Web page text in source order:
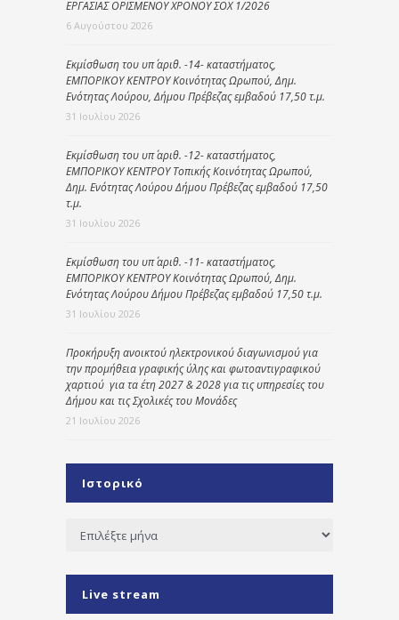
ΕΡΓΑΣΙΑΣ ΟΡΙΣΜΕΝΟΥ ΧΡΟΝΟΥ ΣΟΧ 1/2026
6 Αυγούστου 2026
Εκμίσθωση του υπ΄ αριθ. -14- καταστήματος,
ΕΜΠΟΡΙΚΟΥ ΚΕΝΤΡΟΥ Κοινότητας Ωρωπού, Δημ.
Ενότητας Λούρου, Δήμου Πρέβεζας εμβαδού 17,50 τ.μ.
31 Ιουλίου 2026
Εκμίσθωση του υπ΄ αριθ. -12- καταστήματος,
ΕΜΠΟΡΙΚΟΥ ΚΕΝΤΡΟΥ Τοπικής Κοινότητας Ωρωπού,
Δημ. Ενότητας Λούρου Δήμου Πρέβεζας εμβαδού 17,50
τ.μ.
31 Ιουλίου 2026
Εκμίσθωση του υπ΄ αριθ. -11- καταστήματος,
ΕΜΠΟΡΙΚΟΥ ΚΕΝΤΡΟΥ Κοινότητας Ωρωπού, Δημ.
Ενότητας Λούρου Δήμου Πρέβεζας εμβαδού 17,50 τ.μ.
31 Ιουλίου 2026
Προκήρυξη ανοικτού ηλεκτρονικού διαγωνισμού για
την προμήθεια γραφικής ύλης και φωτοαντιγραφικού
χαρτιού για τα έτη 2027 & 2028 για τις υπηρεσίες του
Δήμου και τις Σχολικές του Μονάδες
21 Ιουλίου 2026
Ιστορικό
Ιστορικό
Live stream